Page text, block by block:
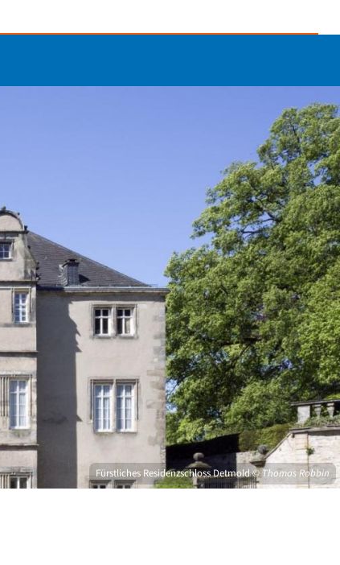
Fürstliches Residenzschloss Detmold© Thomas Robbin